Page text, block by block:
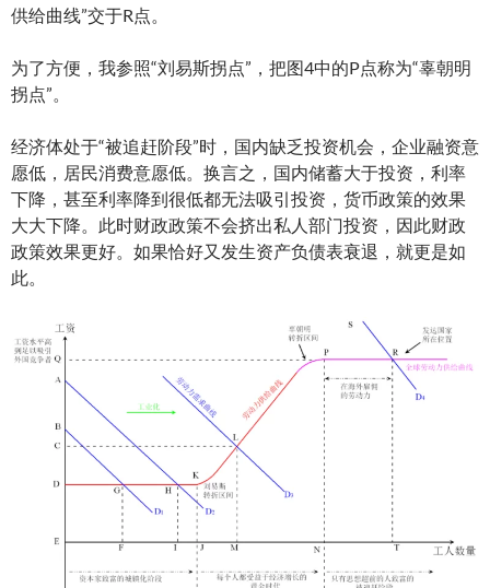
供给曲线”交于R点。
为了方便，我参照“刘易斯拐点”，把图4中的P点称为“辜朝明
拐点”。
经济体处于“被追赶阶段”时，国内缺乏投资机会，企业融资意
愿低，居民消费意愿低。换言之，国内储蓄大于投资，利率
下降，甚至利率降到很低都无法吸引投资，货币政策的效果
大大下降。此时财政政策不会挤出私人部门投资，因此财政
政策效果更好。如果恰好又发生资产负债表衰退，就更是如
此。